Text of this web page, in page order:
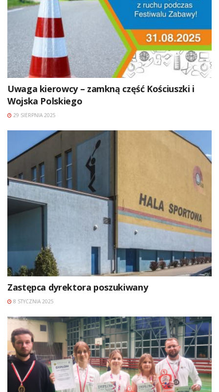
Uwaga kierowcy – zamkną część Kościuszki i
Wojska Polskiego
29 SIERPNIA 2025
Zastępca dyrektora poszukiwany
8 STYCZNIA 2025